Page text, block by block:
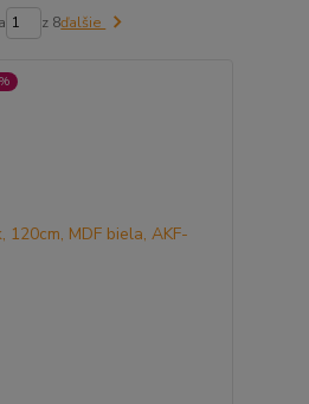
z 8ďalšie